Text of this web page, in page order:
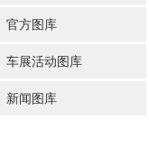
官方图库
车展活动图库
新闻图库